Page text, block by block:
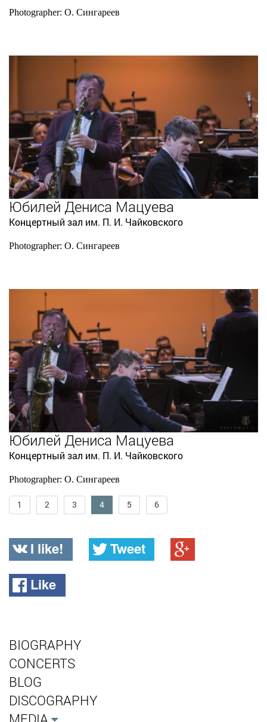
Photographer: О. Сингареев
Юбилей Дениса Мацуева
Концертный зал им. П. И. Чайковского
Photographer: О. Сингареев
Юбилей Дениса Мацуева
Концертный зал им. П. И. Чайковского
Photographer: О. Сингареев
1 2 3 4 5 6
I like!
Tweet
Like
BIOGRAPHY
CONCERTS
BLOG
DISCOGRAPHY
MEDIA